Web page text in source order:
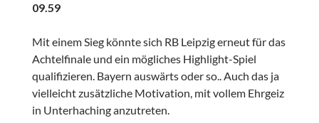
09.59
Mit einem Sieg könnte sich RB Leipzig erneut für das
Achtelfinale und ein mögliches Highlight-Spiel
qualifizieren. Bayern auswärts oder so.. Auch das ja
vielleicht zusätzliche Motivation, mit vollem Ehrgeiz
in Unterhaching anzutreten.